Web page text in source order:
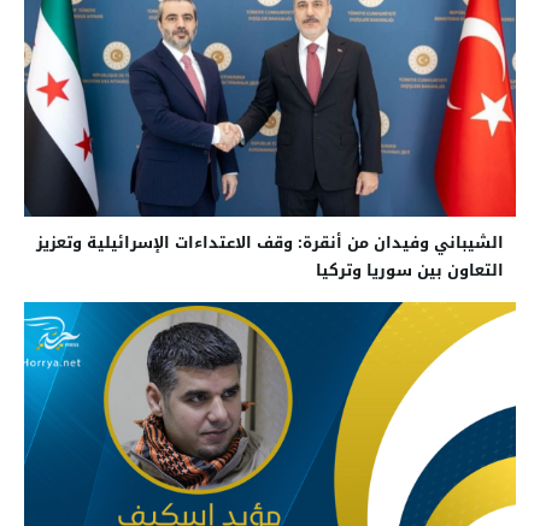
الشيباني وفيدان من أنقرة: وقف الاعتداءات الإسرائيلية وتعزيز
التعاون بين سوريا وتركيا